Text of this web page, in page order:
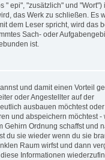
" epi", "zusätzlich" und "Wort")
das Werk zu schließen. Es
dem Leser spricht, wird das
Sach- oder
ist.
und damit einen Vorteil
oder Angestellter auf der
ausbauen möchtest
und abspeichern möchtest -
Gehirn Ordnung schaffst und
du sie wieder wenn du sie
Raum wirfst und dann
Informationen